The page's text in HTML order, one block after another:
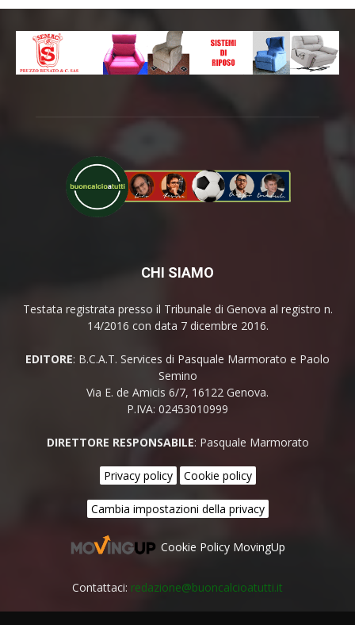
CHI SIAMO
Testata registrata presso il Tribunale di Genova al registro n.
14/2016 con data 7 dicembre 2016.
EDITORE: B.C.A.T. Services di Pasquale Marmorato e Paolo
Semino
Via E. de Amicis 6/7, 16122 Genova.
P.IVA: 02453010999
DIRETTORE RESPONSABILE: Pasquale Marmorato
Privacy policy Cookie policy
Cambia impostazioni della privacy
Cookie Policy MovingUp
Contattaci: redazione@buoncalcioatutti.it